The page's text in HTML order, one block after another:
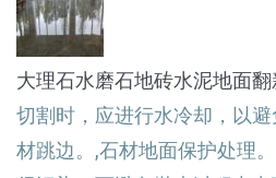
大理石水磨石地砖水泥地面翻
切割时，应进行水冷却，以
材跳边。,石材地面保护处理